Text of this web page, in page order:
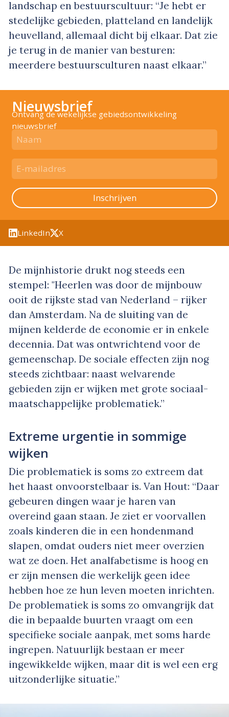
landschap en bestuurscultuur: “Je hebt er
stedelijke gebieden, platteland en landelijk
heuvelland, allemaal dicht bij elkaar. Dat zie
je terug in de manier van besturen:
meerdere bestuursculturen naast elkaar.”
Nieuwsbrief
Ontvang de wekelijkse gebiedsontwikkeling
nieuwsbrief
Inschrijven
LinkedIn X
De mijnhistorie drukt nog steeds een
stempel: "Heerlen was door de mijnbouw
ooit de rijkste stad van Nederland – rijker
dan Amsterdam. Na de sluiting van de
mijnen kelderde de economie er in enkele
decennia. Dat was ontwrichtend voor de
gemeenschap. De sociale effecten zijn nog
steeds zichtbaar: naast welvarende
gebieden zijn er wijken met grote sociaal-
maatschappelijke problematiek.”
Extreme urgentie in sommige
wijken
Die problematiek is soms zo extreem dat
het haast onvoorstelbaar is. Van Hout: “Daar
gebeuren dingen waar je haren van
overeind gaan staan. Je ziet er voorvallen
zoals kinderen die in een hondenmand
slapen, omdat ouders niet meer overzien
wat ze doen. Het analfabetisme is hoog en
er zijn mensen die werkelijk geen idee
hebben hoe ze hun leven moeten inrichten.
De problematiek is soms zo omvangrijk dat
die in bepaalde buurten vraagt om een
specifieke sociale aanpak, met soms harde
ingrepen. Natuurlijk bestaan er meer
ingewikkelde wijken, maar dit is wel een erg
uitzonderlijke situatie.”